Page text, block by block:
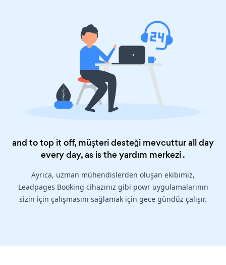
and to top it off, müşteri desteği mevcuttur all day
every day, as is theyardım merkezi.
Ayrıca, uzman mühendislerden oluşan ekibimiz,
Leadpages Booking cihazınız gibi powr uygulamalarının
sizin için çalışmasını sağlamak için gece gündüz çalışır.